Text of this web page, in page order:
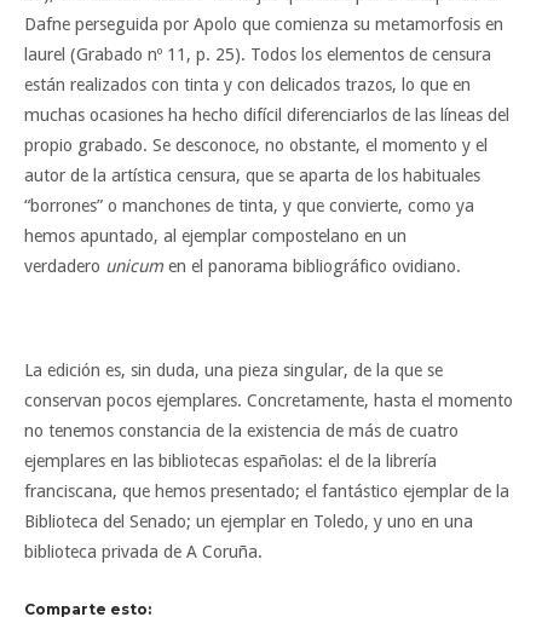
Dafne perseguida por Apolo que comienza su metamorfosis en
laurel (Grabado nº 11, p. 25). Todos los elementos de censura
están realizados con tinta y con delicados trazos, lo que en
muchas ocasiones ha hecho difícil diferenciarlos de las líneas del
propio grabado. Se desconoce, no obstante, el momento y el
autor de la artística censura, que se aparta de los habituales
“borrones” o manchones de tinta, y que convierte, como ya
hemos apuntado, al ejemplar compostelano en un
verdadero unicum en el panorama bibliográfico ovidiano.
La edición es, sin duda, una pieza singular, de la que se
conservan pocos ejemplares. Concretamente, hasta el momento
no tenemos constancia de la existencia de más de cuatro
ejemplares en las bibliotecas españolas: el de la librería
franciscana, que hemos presentado; el fantástico ejemplar de la
Biblioteca del Senado; un ejemplar en Toledo, y uno en una
biblioteca privada de A Coruña.
Comparte esto: